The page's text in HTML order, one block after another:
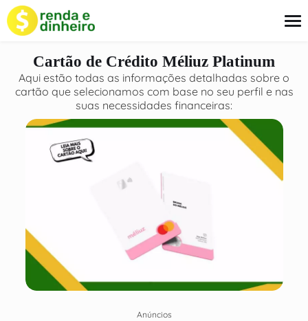
conteúdo
Empréstimo
Finanças
Seguros
Sobre Nós
Cartão de Crédito Méliuz Platinum
Aqui estão todas as informações detalhadas sobre o
cartão que selecionamos com base no seu perfil e nas
suas necessidades financeiras:
Anúncios